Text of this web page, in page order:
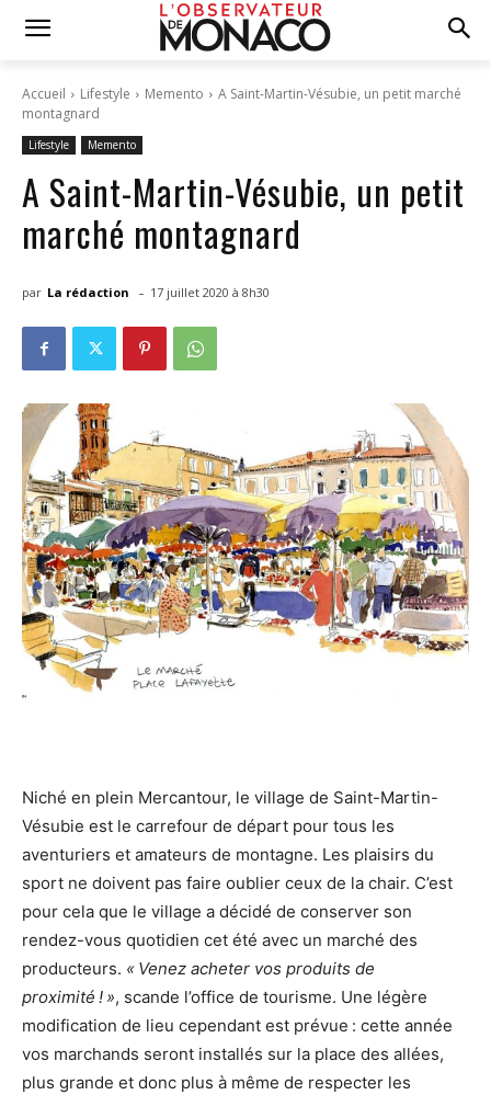
Accueil Lifestyle Memento
A Saint-Martin-Vésubie, un petit marché
montagnard
Lifestyle Memento
A Saint-Martin-Vésubie, un petit
marché montagnard
par La rédaction - 17 juillet 2020 à 8h30
Niché en plein Mercantour, le village de Saint-Martin-
Vésubie est le carrefour de départ pour tous les
aventuriers et amateurs de montagne. Les plaisirs du
sport ne doivent pas faire oublier ceux de la chair. C’est
pour cela que le village a décidé de conserver son
rendez-vous quotidien cet été avec un marché des
producteurs. « Venez acheter vos produits de
proximité ! », scande l’office de tourisme. Une légère
modification de lieu cependant est prévue : cette année
vos marchands seront installés sur la place des allées,
plus grande et donc plus à même de respecter les